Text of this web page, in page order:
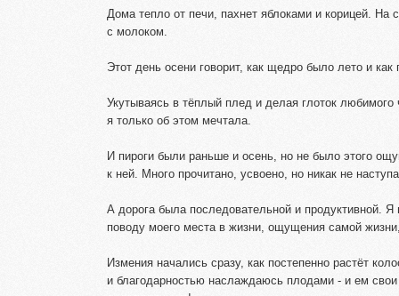
Дома тепло от печи, пахнет яблоками и корицей. На
с молоком.
Этот день осени говорит, как щедро было лето и
Укутываясь в тёплый плед и делая глоток любимого
я только об этом мечтала.
И пироги были раньше и осень, но не было этого
к ней. Много прочитано, усвоено, но никак не
А дорога была последовательной и продуктивной.
поводу моего места в жизни, ощущения самой
Измения начались сразу, как постепенно растёт
и благодарностью наслаждаюсь плодами - и ем